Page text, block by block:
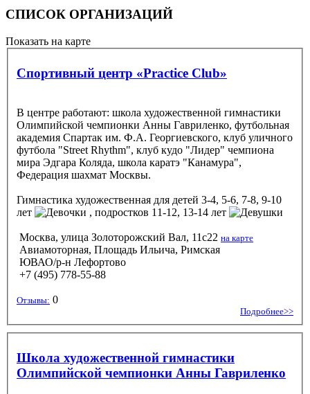
СПИСОК ОРГАНИЗАЦИЙ
Показать на карте
Спортивный центр «Practice Club»
В центре работают: школа художественной гимнастики
Олимпийской чемпионки Анны Гавриленко, футбольная
академия Спартак им. Ф.А. Георгиевского, клуб уличного
футбола "Street Rhythm", клуб кудо "Лидер" чемпиона
мира Эдгара Коляда, школа каратэ "Канамура",
Федерация шахмат Москвы.
Гимнастика художественная для детей 3-4, 5-6, 7-8, 9-10
лет
, подростков 11-12, 13-14 лет
Москва, улица Золоторожский Вал, 11с22 на карте
Авиамоторная, Площадь Ильича, Римская
ЮВАО/р-н Лефортово
+7 (495) 778-55-88
Отзывы: 0
Подробнее>>
Школа художественной гимнастики
Олимпийской чемпионки Анны Гавриленко